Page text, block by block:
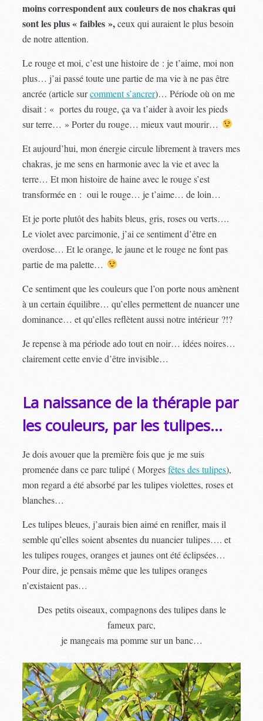
moins correspondent aux couleurs de nos chakras qui
sont les plus « faibles »,ceux qui auraient le plus besoin
de notre attention.
Le rouge et moi, c’est une histoire de : je t’aime, moi non
plus… j’ai passé toute une partie de ma vie à ne pas être
ancrée (article surcomment s’ancrer)… Période où on me
disait : « portes du rouge, ça va t’aider à avoir les pieds
sur terre… » Porter du rouge… mieux vaut mourir…
Et aujourd’hui, mon énergie circule librement à travers mes
chakras, je me sens en harmonie avec la vie et avec la
terre… Et mon histoire de haine avec le rouge s’est
transformée en : oui le rouge… je t’aime… de loin…
Et je porte plutôt des habits bleus, gris, roses ou verts….
Le violet avec parcimonie, j’ai ce sentiment d’être en
overdose… Et le orange, le jaune et le rouge ne font pas
partie de ma palette…
Ce sentiment que les couleurs que l’on porte nous amènent
à un certain équilibre… qu’elles permettent de nuancer une
dominance… et qu’elles reflètent aussi notre intérieur ?!?
Je repense à ma période ado tout en noir… idées noires…
clairement cette envie d’être invisible…
La naissance de la thérapie par
les couleurs, par les tulipes…
Je dois avouer que la première fois que je me suis
promenée dans ce parc tulipé ( Morgesfêtes des tulipes),
mon regard a été absorbé par les tulipes violettes, roses et
blanches…
Les tulipes bleues, j’aurais bien aimé en renifler, mais il
semble qu’elles soient absentes du nuancier tulipes…. et
les tulipes rouges, oranges et jaunes ont été éclipsées…
Pour dire, je pensais même que les tulipes oranges
n’existaient pas…
Des petits oiseaux, compagnons des tulipes dans le
fameux parc,
je mangeais ma pomme sur un banc…